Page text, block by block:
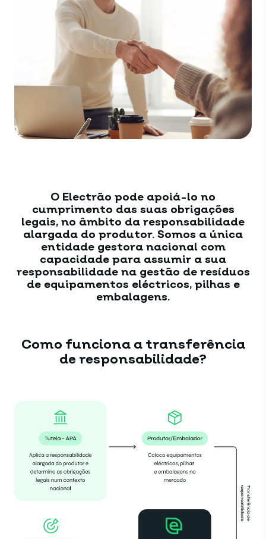
O Electrão pode apoiá-lo no
cumprimento das suas obrigações
legais, no âmbito da responsabilidade
alargada do produtor. Somos a única
entidade gestora nacional com
capacidade para assumir a sua
responsabilidade na gestão de resíduos
de equipamentos eléctricos, pilhas e
embalagens.
Como funciona a transferência
de responsabilidade?